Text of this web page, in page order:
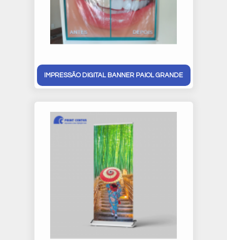
IMPRESSÃO DIGITAL BANNER PAIOL GRANDE